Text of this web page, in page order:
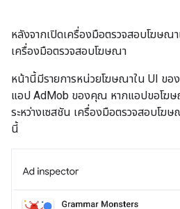
หลังจากเปิดเครื่องมือตรวจสอบโฆษณ
เครื่องมือตรวจสอบโฆษณา
หน้านี้มีรายการหน่วยโฆษณาใน UI ขอ
แอป AdMob ของคุณ หากแอปขอโฆ
ระหว่างเซสชัน เครื่องมือตรวจสอบโฆ
นี้